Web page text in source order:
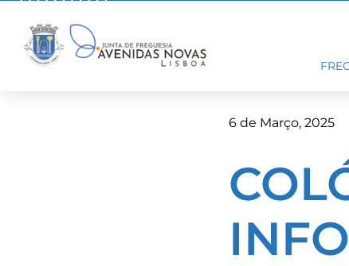
content
6 de Março, 2025